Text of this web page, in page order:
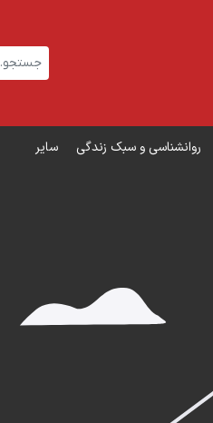
روانشناسی و سبک زندگی سایر